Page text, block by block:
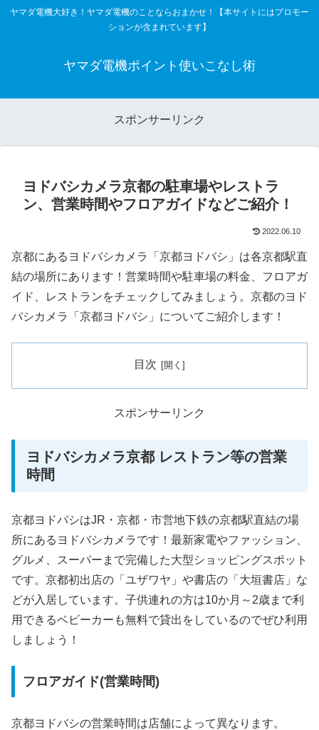
ヤマダ電機大好き！ヤマダ電機のことならおまかせ！【本サイトにはプロモー
ションが含まれています】
ヤマダ電機ポイント使いこなし術
スポンサーリンク
ヨドバシカメラ京都の駐車場やレストラ
ン、営業時間やフロアガイドなどご紹介！
2022.06.10
京都にあるヨドバシカメラ「京都ヨドバシ」は各京都駅直
結の場所にあります！営業時間や駐車場の料金、フロアガ
イド、レストランをチェックしてみましょう。京都のヨド
バシカメラ「京都ヨドバシ」についてご紹介します！
目次
スポンサーリンク
ヨドバシカメラ京都 レストラン等の営業
時間
京都ヨドバシはJR・京都・市営地下鉄の京都駅直結の場
所にあるヨドバシカメラです！最新家電やファッション、
グルメ、スーパーまで完備した大型ショッピングスポット
です。京都初出店の「ユザワヤ」や書店の「大垣書店」な
どが入居しています。子供連れの方は10か月～2歳まで利
用できるベビーカーも無料で貸出をしているのでぜひ利用
しましょう！
フロアガイド(営業時間)
京都ヨドバシの営業時間は店舗によって異なります。